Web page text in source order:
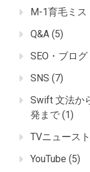
M-1育毛ミス
Q&A (5)
SEO・ブログ
SNS (7)
Swift 文法か
発まで (1)
TVニュース
YouTube (5)